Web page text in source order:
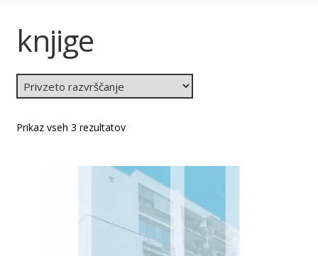
NAKIT IN DODATKI
RAZNO
MOJ RAČUN
knjige
Prikaz vseh 3 rezultatov